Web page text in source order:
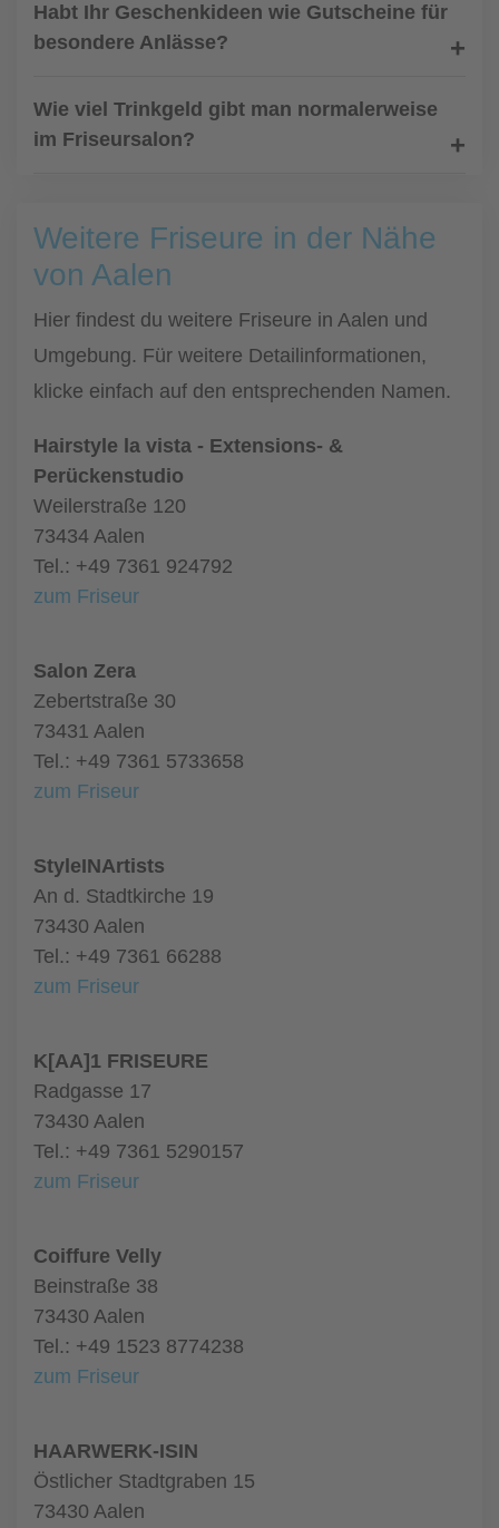
Habt Ihr Geschenkideen wie Gutscheine für
besondere Anlässe?
Wie viel Trinkgeld gibt man normalerweise
im Friseursalon?
Weitere Friseure in der Nähe
von Aalen
Hier findest du weitere Friseure in Aalen und
Umgebung. Für weitere Detailinformationen,
klicke einfach auf den entsprechenden Namen.
Hairstyle la vista - Extensions- &
Perückenstudio
Weilerstraße 120
73434 Aalen
Tel.: +49 7361 924792
zum Friseur
Salon Zera
Zebertstraße 30
73431 Aalen
Tel.: +49 7361 5733658
zum Friseur
StyleINArtists
An d. Stadtkirche 19
73430 Aalen
Tel.: +49 7361 66288
zum Friseur
K[AA]1 FRISEURE
Radgasse 17
73430 Aalen
Tel.: +49 7361 5290157
zum Friseur
Coiffure Velly
Beinstraße 38
73430 Aalen
Tel.: +49 1523 8774238
zum Friseur
HAARWERK-ISIN
Östlicher Stadtgraben 15
73430 Aalen